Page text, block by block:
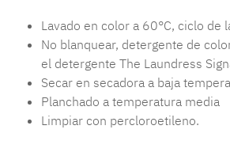
Lavado en color a 60°C, ciclo de
No blanquear, detergente de
el detergente The Laundress
Secar en secadora a baja
Planchado a temperatura media
Limpiar con percloroetileno.